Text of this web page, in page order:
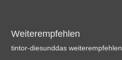
Weiterempfehlen
tintor-diesunddas weiterempfehlen